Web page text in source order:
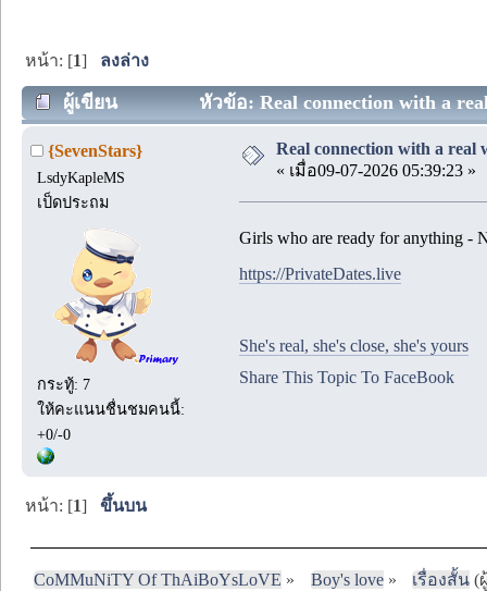
หน้า: [1] ลงล่าง
ผู้เขียน หัวข้อ: Real connection with a
{SevenStars}
LsdyKapleMS
เป็ดประถม
กระทู้: 7
ให้คะแนนชื่นชมคนนี้:
+0/-0
Real connection with a real
« เมื่อ09-07-2026 05:39:23 »
Girls who are ready for anything -
https://PrivateDates.live
She's real, she's close, she's yours
Share This Topic To FaceBook
หน้า: [1]ขึ้นบน
CoMMuNiTY Of ThAiBoYsLoVE » Boy's love» เรื่องสั้น(